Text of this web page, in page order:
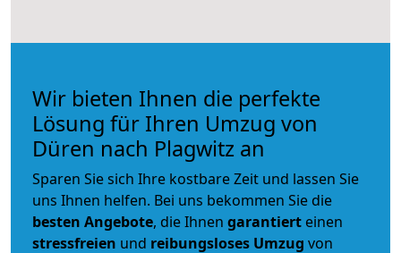
Wir bieten Ihnen die perfekte
Lösung für Ihren Umzug von
Düren nach Plagwitz an
Sparen Sie sich Ihre kostbare Zeit und lassen Sie
uns Ihnen helfen. Bei uns bekommen Sie die
besten Angebote, die Ihnen garantiert einen
stressfreien und reibungsloses Umzug von